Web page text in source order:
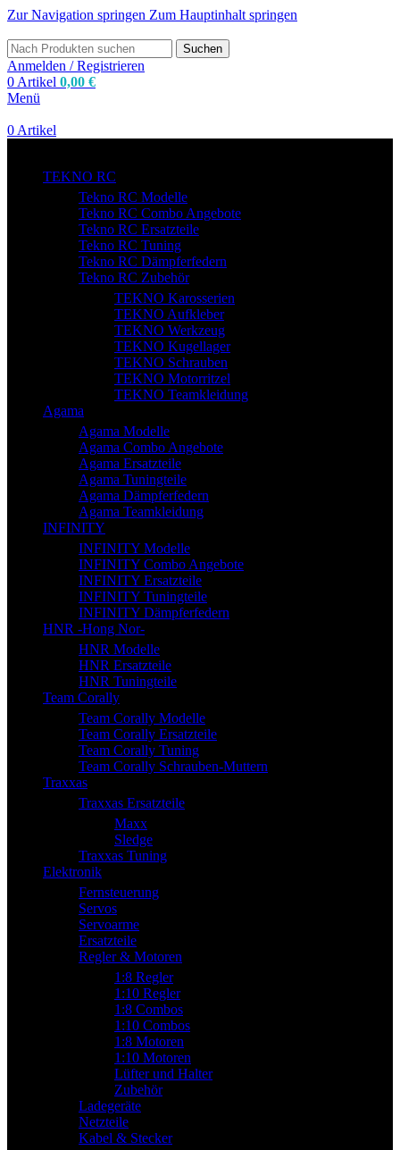
Zur Navigation springen Zum Hauptinhalt springen
Suchen
Anmelden / Registrieren
0 Artikel 0,00 €
Menü
0 Artikel
TEKNO RC
Tekno RC Modelle
Tekno RC Combo Angebote
Tekno RC Ersatzteile
Tekno RC Tuning
Tekno RC Dämpferfedern
Tekno RC Zubehör
TEKNO Karosserien
TEKNO Aufkleber
TEKNO Werkzeug
TEKNO Kugellager
TEKNO Schrauben
TEKNO Motorritzel
TEKNO Teamkleidung
Agama
Agama Modelle
Agama Combo Angebote
Agama Ersatzteile
Agama Tuningteile
Agama Dämpferfedern
Agama Teamkleidung
INFINITY
INFINITY Modelle
INFINITY Combo Angebote
INFINITY Ersatzteile
INFINITY Tuningteile
INFINITY Dämpferfedern
HNR -Hong Nor-
HNR Modelle
HNR Ersatzteile
HNR Tuningteile
Team Corally
Team Corally Modelle
Team Corally Ersatzteile
Team Corally Tuning
Team Corally Schrauben-Muttern
Traxxas
Traxxas Ersatzteile
Maxx
Sledge
Traxxas Tuning
Elektronik
Fernsteuerung
Servos
Servoarme
Ersatzteile
Regler & Motoren
1:8 Regler
1:10 Regler
1:8 Combos
1:10 Combos
1:8 Motoren
1:10 Motoren
Lüfter und Halter
Zubehör
Ladegeräte
Netzteile
Kabel & Stecker